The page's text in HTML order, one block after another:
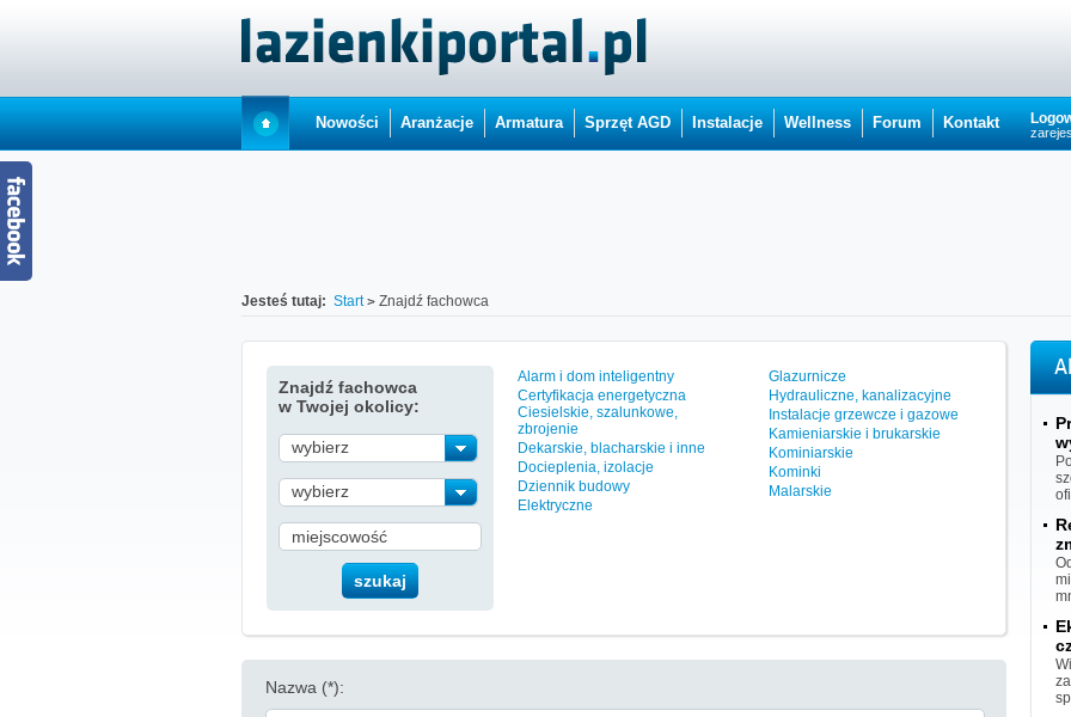
Nowości Aranżacje Armatura Sprzęt AGD Instalacje Wellness Forum Kontakt
Jesteś tutaj: Start Znajdź fachowca
Znajdź fachowca
w Twojej okolicy:
wybierz
wybierz
Alarm i dom inteligentny
Certyfikacja energetyczna
Ciesielskie, szalunkowe,
zbrojenie
Dekarskie, blacharskie i inne
Docieplenia, izolacje
Dziennik budowy
Elektryczne
Glazurnicze
Hydrauliczne, kanalizacyjne
Instalacje grzewcze i gazowe
Kamieniarskie i brukarskie
Kominiarskie
Kominki
Malarskie
Nazwa (*):